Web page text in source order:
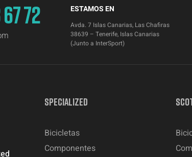
72 ESTAMOS EN
Avda. 7 Islas Canarias, Las Chafiras
38639 – Tenerife, Islas Canarias
(Junto a InterSport)
SPECIALIZED
Bicicletas
Componentes